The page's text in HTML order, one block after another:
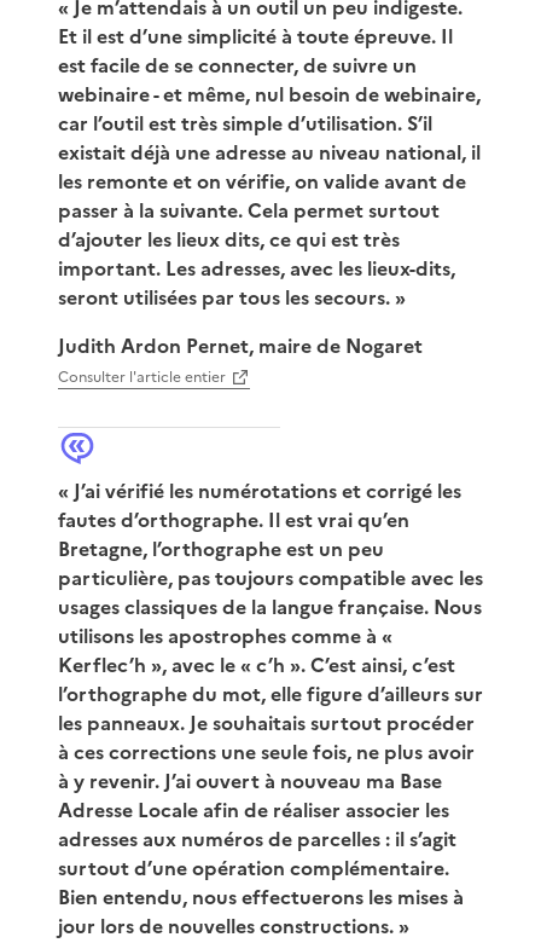
« Je m’attendais à un outil un peu indigeste.
Et il est d’une simplicité à toute épreuve. Il
est facile de se connecter, de suivre un
webinaire - et même, nul besoin de webinaire,
car l’outil est très simple d’utilisation. S’il
existait déjà une adresse au niveau national, il
les remonte et on vérifie, on valide avant de
passer à la suivante. Cela permet surtout
d’ajouter les lieux dits, ce qui est très
important. Les adresses, avec les lieux-dits,
seront utilisées par tous les secours.»
Judith Ardon Pernet, maire de Nogaret
Consulter l'article entier
« J’ai vérifié les numérotations et corrigé les
fautes d’orthographe. Il est vrai qu’en
Bretagne, l’orthographe est un peu
particulière, pas toujours compatible avec les
usages classiques de la langue française. Nous
utilisons les apostrophes comme à «
Kerflec’h », avec le « c’h ». C’est ainsi, c’est
l’orthographe du mot, elle figure d’ailleurs sur
les panneaux. Je souhaitais surtout procéder
à ces corrections une seule fois, ne plus avoir
à y revenir. J’ai ouvert à nouveau ma Base
Adresse Locale afin de réaliser associer les
adresses aux numéros de parcelles : il s’agit
surtout d’une opération complémentaire.
Bien entendu, nous effectuerons les mises à
jour lors de nouvelles constructions.»